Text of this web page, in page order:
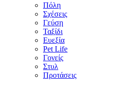
Πόλη
Σχέσεις
Γεύση
Ταξίδι
Ευεξία
Pet Life
Γονείς
Στυλ
Προτάσεις